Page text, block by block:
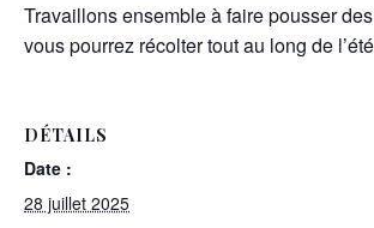
Travaillons ensemble à faire pousser
vous pourrez récolter tout au long de l’été
DÉTAILS
Date :
28 juillet 2025